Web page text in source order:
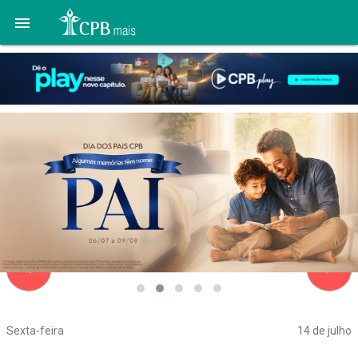

Sexta-feira 14 de julho
navigate_before navigate_next